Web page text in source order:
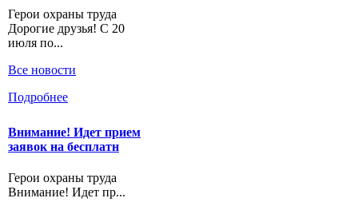
Герои охраны труда
Дорогие друзья! С 20
июля по...
Все новости
Подробнее
Внимание! Идет прием
заявок на бесплатн
Герои охраны труда
Внимание! Идет пр...